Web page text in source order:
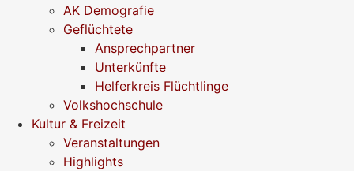
AK Demografie
Geflüchtete
Ansprechpartner
Unterkünfte
Helferkreis Flüchtlinge
Volkshochschule
Kultur & Freizeit
Veranstaltungen
Highlights